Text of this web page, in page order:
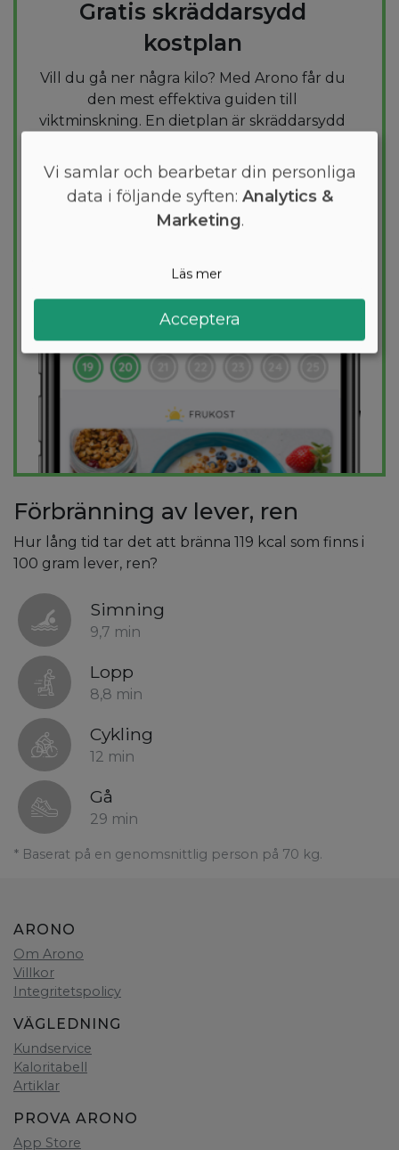
Gratis skräddarsydd
kostplan
Vill du gå ner några kilo? Med Arono får du
den mest effektiva guiden till
viktminskning. En dietplan är skräddarsydd
säkerställer att du håller dig inom ditt
kalorimål varje dag.
PROVAGRATIS
Förbränning av lever, ren
Hur lång tid tar det att bränna 119 kcal som finns i
100 gram lever, ren?
Simning
9,7 min
Lopp
8,8 min
Cykling
12 min
Gå
29 min
* Baserat på en genomsnittlig person på 70 kg.
ARONO
Om Arono
Villkor
Integritetspolicy
VÄGLEDNING
Kundservice
Kaloritabell
Artiklar
PROVA ARONO
App Store
Vi samlar och bearbetar din personliga
data i följande syften: Analytics &
Marketing.
Läs mer
Acceptera